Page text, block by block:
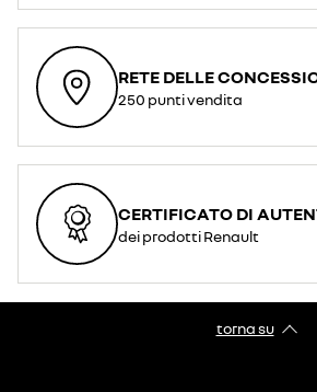
RETE DELLE
250 punti vendita
CERTIFICATO DI
dei prodotti Renault
torna su